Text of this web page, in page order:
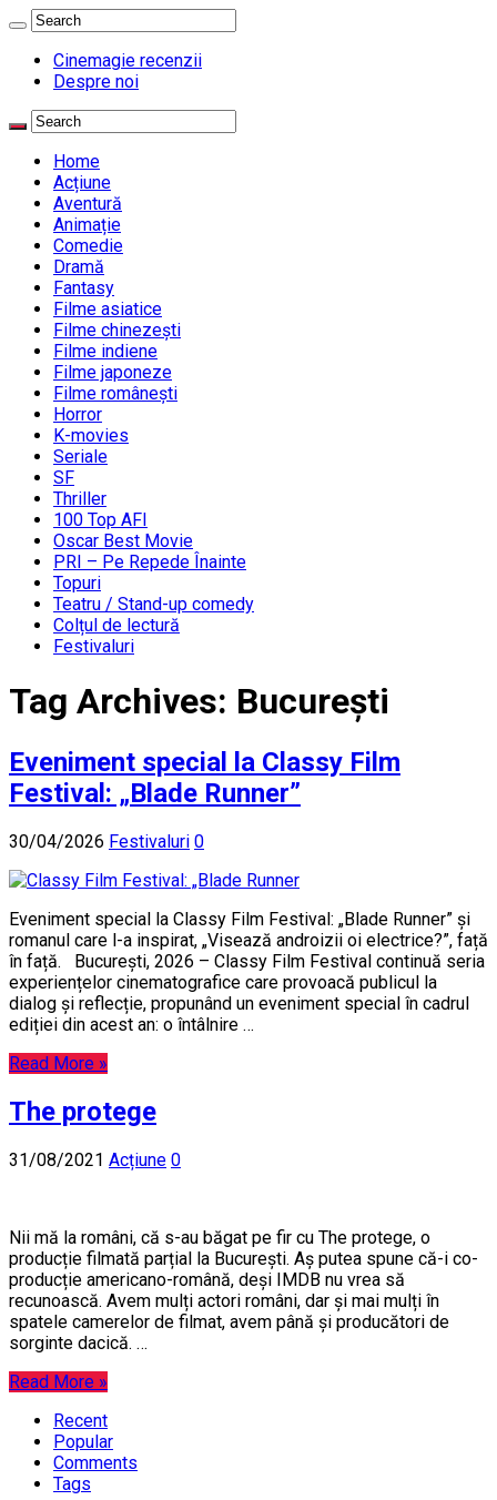
Cinemagie recenzii
Despre noi
Home
Acțiune
Aventură
Animație
Comedie
Dramă
Fantasy
Filme asiatice
Filme chinezești
Filme indiene
Filme japoneze
Filme românești
Horror
K-movies
Seriale
SF
Thriller
100 Top AFI
Oscar Best Movie
PRI – Pe Repede Înainte
Topuri
Teatru / Stand-up comedy
Colțul de lectură
Festivaluri
Tag Archives: București
Eveniment special la Classy Film
Festival: „Blade Runner”
30/04/2026 Festivaluri 0
Eveniment special la Classy Film Festival: „Blade Runner” și
romanul care l-a inspirat, „Visează androizii oi electrice?”, față
în față. București, 2026 – Classy Film Festival continuă seria
experiențelor cinematografice care provoacă publicul la
dialog și reflecție, propunând un eveniment special în cadrul
ediției din acest an: o întâlnire …
Read More »
The protege
31/08/2021 Acțiune 0
Nii mă la români, că s-au băgat pe fir cu The protege, o
producție filmată parțial la București. Aș putea spune că-i co-
producție americano-română, deși IMDB nu vrea să
recunoască. Avem mulți actori români, dar și mai mulți în
spatele camerelor de filmat, avem până și producători de
sorginte dacică. …
Read More »
Recent
Popular
Comments
Tags